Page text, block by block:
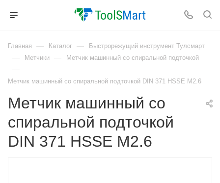
Главная — Каталог — Быстрорежущий инструмент Тулсмарт
— Метчики — Метчик машинный со спиральной подточкой
—
Метчик машинный со спиральной подточкой DIN 371 HSSE M2.6
Метчик машинный со
спиральной подточкой
DIN 371 HSSE M2.6